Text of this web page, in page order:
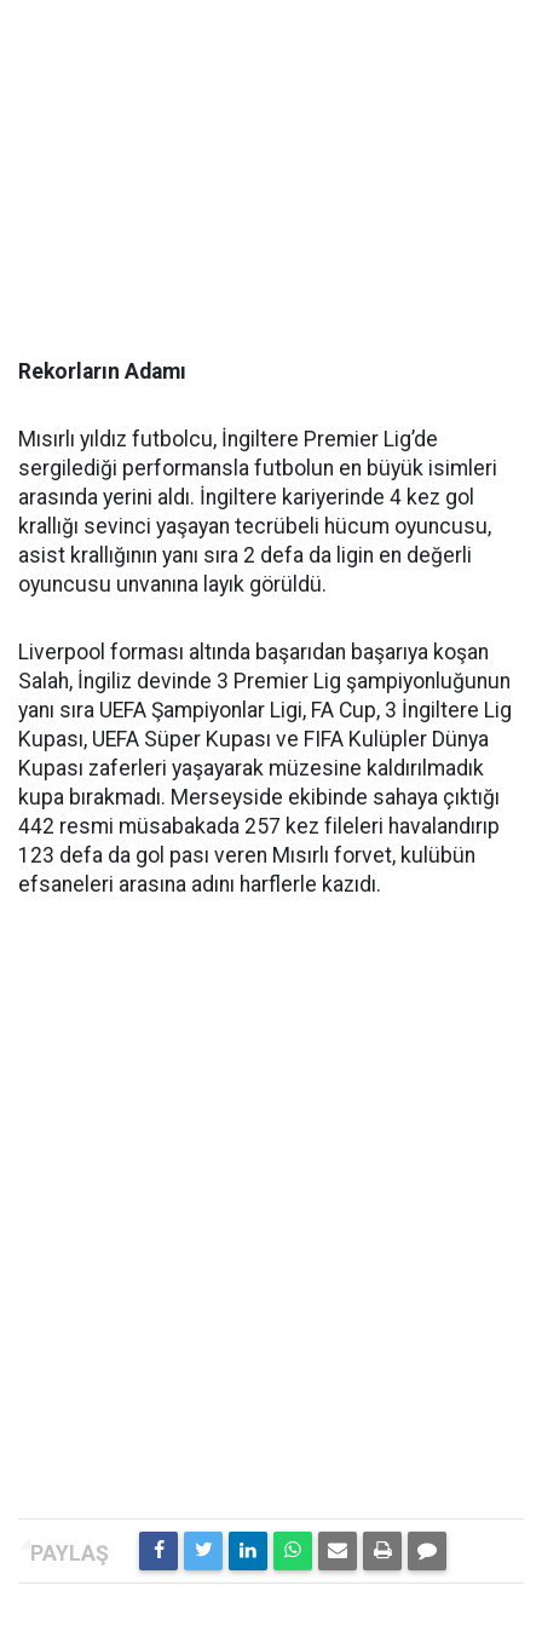
Rekorların Adamı
Mısırlı yıldız futbolcu, İngiltere Premier Lig’de
sergilediği performansla futbolun en büyük isimleri
arasında yerini aldı. İngiltere kariyerinde 4 kez gol
krallığı sevinci yaşayan tecrübeli hücum oyuncusu,
asist krallığının yanı sıra 2 defa da ligin en değerli
oyuncusu unvanına layık görüldü.
Liverpool forması altında başarıdan başarıya koşan
Salah, İngiliz devinde 3 Premier Lig şampiyonluğunun
yanı sıra UEFA Şampiyonlar Ligi, FA Cup, 3 İngiltere Lig
Kupası, UEFA Süper Kupası ve FIFA Kulüpler Dünya
Kupası zaferleri yaşayarak müzesine kaldırılmadık
kupa bırakmadı. Merseyside ekibinde sahaya çıktığı
442 resmi müsabakada 257 kez fileleri havalandırıp
123 defa da gol pası veren Mısırlı forvet, kulübün
efsaneleri arasına adını harflerle kazıdı.